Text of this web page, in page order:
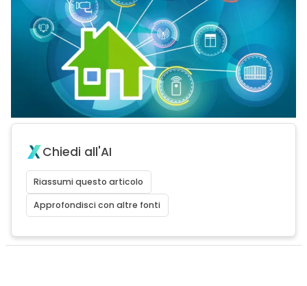
Chiedi all'AI
Riassumi questo articolo
Approfondisci con altre fonti